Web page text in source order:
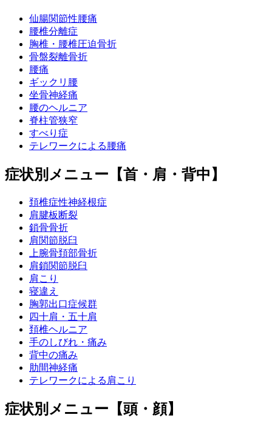
仙腸関節性腰痛
腰椎分離症
胸椎・腰椎圧迫骨折
骨盤裂離骨折
腰痛
ギックリ腰
坐骨神経痛
腰のヘルニア
脊柱管狭窄
すべり症
テレワークによる腰痛
症状別メニュー【首・肩・背中】
頚椎症性神経根症
肩腱板断裂
鎖骨骨折
肩関節脱臼
上腕骨頚部骨折
肩鎖関節脱臼
肩こり
寝違え
胸郭出口症候群
四十肩・五十肩
頚椎ヘルニア
手のしびれ・痛み
背中の痛み
肋間神経痛
テレワークによる肩こり
症状別メニュー【頭・顔】